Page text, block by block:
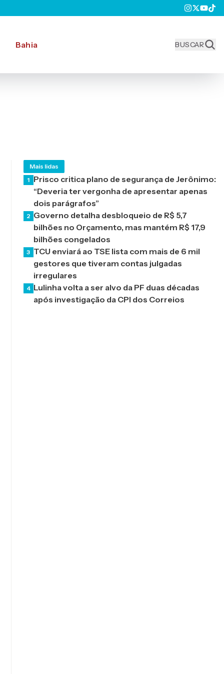
Bahia BUSCAR
Mais lidas
1 Prisco critica plano de segurança de Jerônimo:
“Deveria ter vergonha de apresentar apenas
dois parágrafos”
2 Governo detalha desbloqueio de R$ 5,7
bilhões no Orçamento, mas mantém R$ 17,9
bilhões congelados
3 TCU enviará ao TSE lista com mais de 6 mil
gestores que tiveram contas julgadas
irregulares
4 Lulinha volta a ser alvo da PF duas décadas
após investigação da CPI dos Correios